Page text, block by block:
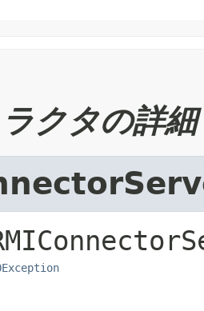
クタの詳細